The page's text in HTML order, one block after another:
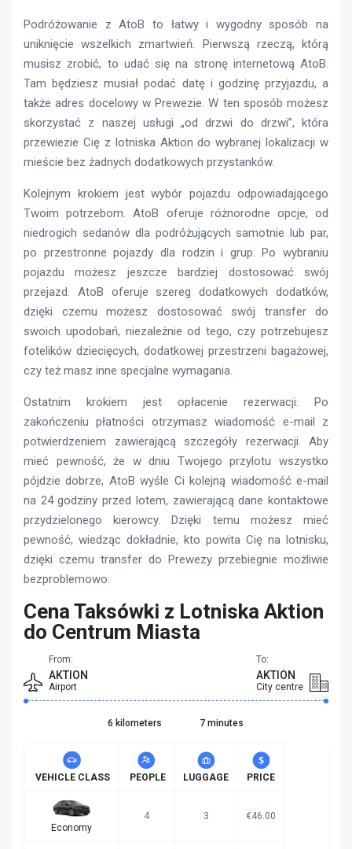
Podróżowanie z AtoB to łatwy i wygodny sposób na
uniknięcie wszelkich zmartwień. Pierwszą rzeczą, którą
musisz zrobić, to udać się na stronę internetową AtoB.
Tam będziesz musiał podać datę i godzinę przyjazdu, a
także adres docelowy w Prewezie. W ten sposób możesz
skorzystać z naszej usługi „od drzwi do drzwi”, która
przewiezie Cię z lotniska Aktion do wybranej lokalizacji w
mieście bez żadnych dodatkowych przystanków.
Kolejnym krokiem jest wybór pojazdu odpowiadającego
Twoim potrzebom. AtoB oferuje różnorodne opcje, od
niedrogich sedanów dla podróżujących samotnie lub par,
po przestronne pojazdy dla rodzin i grup. Po wybraniu
pojazdu możesz jeszcze bardziej dostosować swój
przejazd. AtoB oferuje szereg dodatkowych dodatków,
dzięki czemu możesz dostosować swój transfer do
swoich upodobań, niezależnie od tego, czy potrzebujesz
fotelików dziecięcych, dodatkowej przestrzeni bagażowej,
czy też masz inne specjalne wymagania.
Ostatnim krokiem jest opłacenie rezerwacji. Po
zakończeniu płatności otrzymasz wiadomość e-mail z
potwierdzeniem zawierającą szczegóły rezerwacji. Aby
mieć pewność, że w dniu Twojego przylotu wszystko
pójdzie dobrze, AtoB wyśle ​​Ci kolejną wiadomość e-mail
na 24 godziny przed lotem, zawierającą dane kontaktowe
przydzielonego kierowcy. Dzięki temu możesz mieć
pewność, wiedząc dokładnie, kto powita Cię na lotnisku,
dzięki czemu transfer do Prewezy przebiegnie możliwie
bezproblemowo.
Cena Taksówki z Lotniska Aktion
do Centrum Miasta
From:
AKTION
Airport
To:
AKTION
City centre
6 kilometers 7 minutes
VEHICLE CLASS PEOPLE LUGGAGE PRICE
Economy
4 3 €46.00